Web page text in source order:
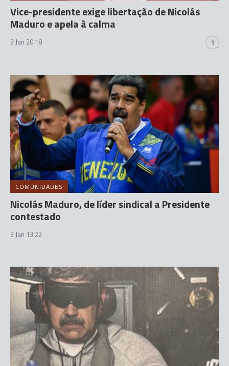
Vice-presidente exige libertação de Nicolás
Maduro e apela à calma
3 Jan 20:18 1
COMUNIDADES
Nicolás Maduro, de líder sindical a Presidente
contestado
3 Jan 13:22